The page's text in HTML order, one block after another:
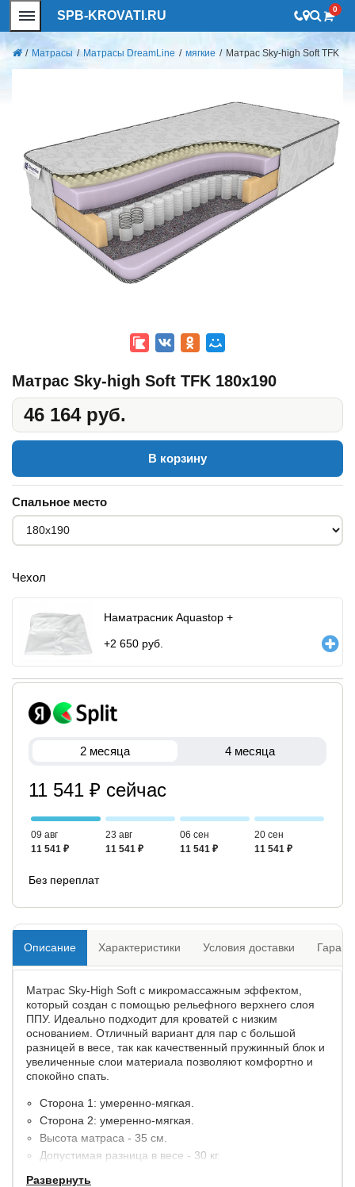
SPB-KROVATI.RU 0
/ Матрасы / Матрасы DreamLine / мягкие / Матрас Sky-high Soft TFK
Матрас Sky-high Soft TFK 180x190
46 164 руб.
В корзину
Спальное место
Чехол
Наматрасник Aquastop +
+2 650 руб.
2 месяца 4 месяца
11 541 ₽ сейчас
09 авг
11 541 ₽
23 авг
11 541 ₽
06 сен
11 541 ₽
20 сен
11 541 ₽
Без переплат
Описание Характеристики Условия доставки
Матрас Sky-High Soft с микромассажным эффектом,
который создан с помощью рельефного верхнего слоя
ППУ. Идеально подходит для кроватей с низким
основанием. Отличный вариант для пар с большой
разницей в весе, так как качественный пружинный блок и
увеличенные слои материала позволяют комфортно и
спокойно спать.
Сторона 1: умеренно-мягкая.
Сторона 2: умеренно-мягкая.
Высота матраса - 35 см.
Допустимая разница в весе - 30 кг.
Развернуть